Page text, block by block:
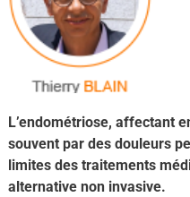
L’endométriose, affectant
souvent par des douleurs
limites des traitements
alternative non invasive.